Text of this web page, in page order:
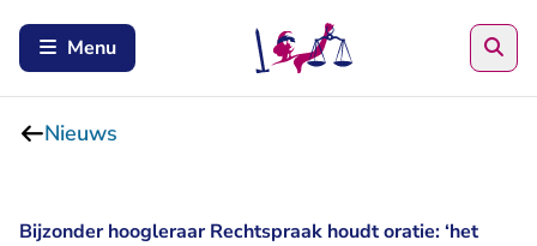
Menu
Nieuws
Bijzonder hoogleraar Rechtspraak houdt oratie: ‘het